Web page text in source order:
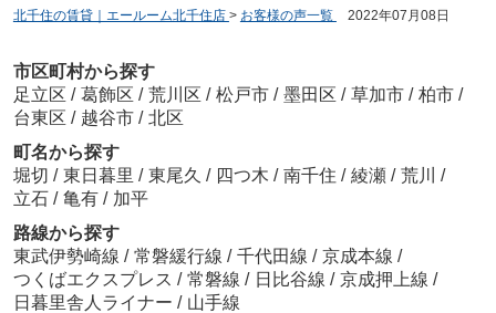
北千住の賃貸｜エールーム北千住店 > お客様の声一覧 2022年07月08日
市区町村から探す
足立区 / 葛飾区 / 荒川区 / 松戸市 / 墨田区 / 草加市 / 柏市 /
台東区 / 越谷市 / 北区
町名から探す
堀切 / 東日暮里 / 東尾久 / 四つ木 / 南千住 / 綾瀬 / 荒川 /
立石 / 亀有 / 加平
路線から探す
東武伊勢崎線 / 常磐緩行線 / 千代田線 / 京成本線 /
つくばエクスプレス / 常磐線 / 日比谷線 / 京成押上線 /
日暮里舎人ライナー / 山手線